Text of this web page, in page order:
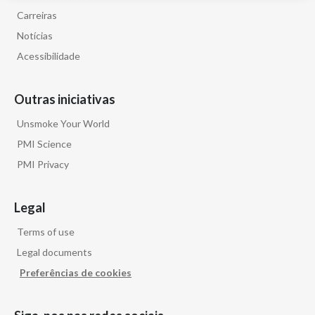
Carreiras
Notícias
Acessibilidade
Outras iniciativas
Unsmoke Your World
PMI Science
PMI Privacy
Legal
Terms of use
Legal documents
Preferências de cookies